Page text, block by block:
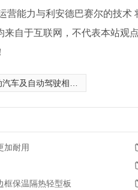
发泡水泥复合板安装
营能力与利安德巴赛尔的技术
自于互联网，不代表本站观
车及自动驾驶相关*
加耐用
框保温隔热轻型板